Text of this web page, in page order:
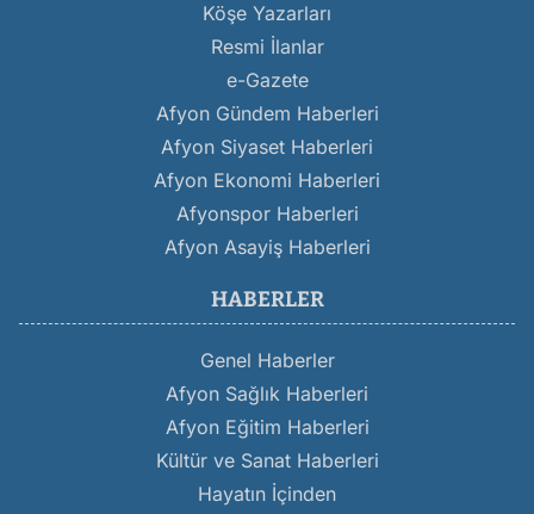
Köşe Yazarları
Resmi İlanlar
e-Gazete
Afyon Gündem Haberleri
Afyon Siyaset Haberleri
Afyon Ekonomi Haberleri
Afyonspor Haberleri
Afyon Asayiş Haberleri
HABERLER
Genel Haberler
Afyon Sağlık Haberleri
Afyon Eğitim Haberleri
Kültür ve Sanat Haberleri
Hayatın İçinden